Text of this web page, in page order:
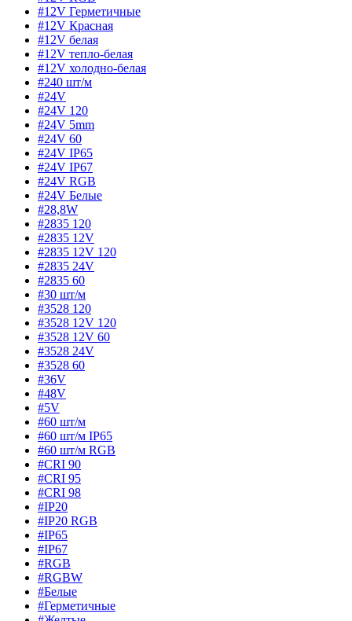
#12V Герметичные
#12V Красная
#12V белая
#12V тепло-белая
#12V холодно-белая
#240 шт/м
#24V
#24V 120
#24V 5mm
#24V 60
#24V IP65
#24V IP67
#24V RGB
#24V Белые
#28,8W
#2835 120
#2835 12V
#2835 12V 120
#2835 24V
#2835 60
#30 шт/м
#3528 120
#3528 12V 120
#3528 12V 60
#3528 24V
#3528 60
#36V
#48V
#5V
#60 шт/м
#60 шт/м IP65
#60 шт/м RGB
#CRI 90
#CRI 95
#CRI 98
#IP20
#IP20 RGB
#IP65
#IP67
#RGB
#RGBW
#Белые
#Герметичные